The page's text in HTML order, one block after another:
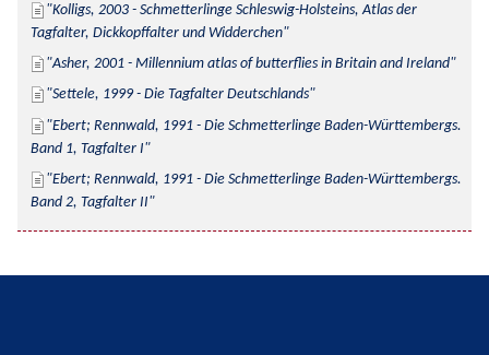
Kolligs, 2003 - Schmetterlinge Schleswig-Holsteins, Atlas der
Tagfalter, Dickkopffalter und Widderchen
Asher, 2001 - Millennium atlas of butterflies in Britain and Ireland
Settele, 1999 - Die Tagfalter Deutschlands
Ebert; Rennwald, 1991 - Die Schmetterlinge Baden-Württembergs.
Band 1, Tagfalter I
Ebert; Rennwald, 1991 - Die Schmetterlinge Baden-Württembergs.
Band 2, Tagfalter II